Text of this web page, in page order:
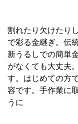
割れたり欠けたり
で彩る金継ぎ。伝
新うるしでの簡単
がなくても大丈夫
す。はじめての方
容です。手作業に
うに